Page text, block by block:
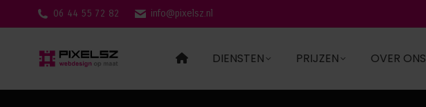
06 44 55 72 82 info@pixelsz.nl
DIENSTEN PRIJZEN OVER ONS